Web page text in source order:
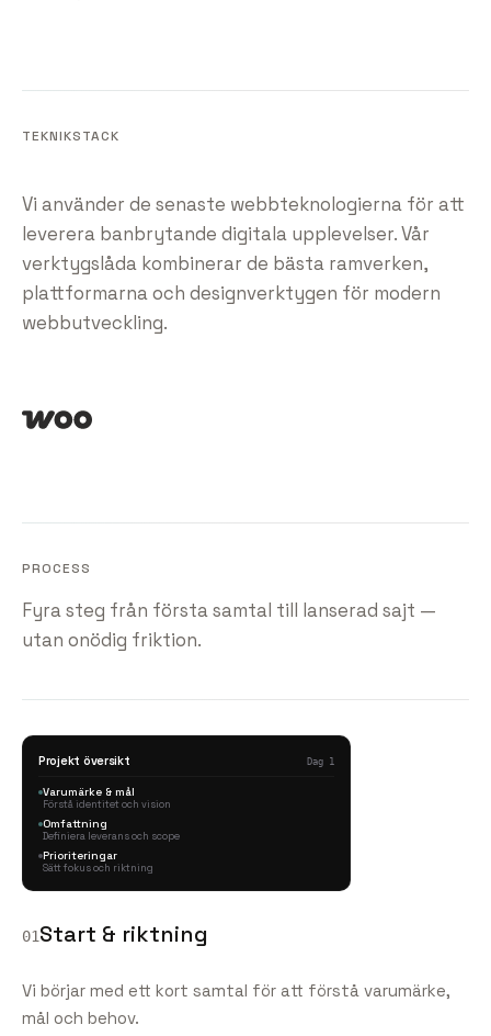
TEKNIKSTACK
Vi använder de senaste webbteknologierna för att
leverera banbrytande digitala upplevelser. Vår
verktygslåda kombinerar de bästa ramverken,
plattformarna och designverktygen för modern
webbutveckling.
PROCESS
Fyra steg från första samtal till lanserad sajt —
utan onödig friktion.
Projekt översikt Dag 1
Varumärke & mål
Förstå identitet och vision
Omfattning
Definiera leverans och scope
Prioriteringar
Sätt fokus och riktning
01Start & riktning
Vi börjar med ett kort samtal för att förstå varumärke,
mål och behov.